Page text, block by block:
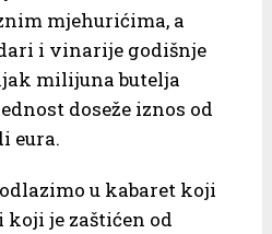
mjehurićima, a
i vinarije godišnje
milijuna butelja
doseže iznos od
eura.
u kabaret koji
koji je zaštićen od